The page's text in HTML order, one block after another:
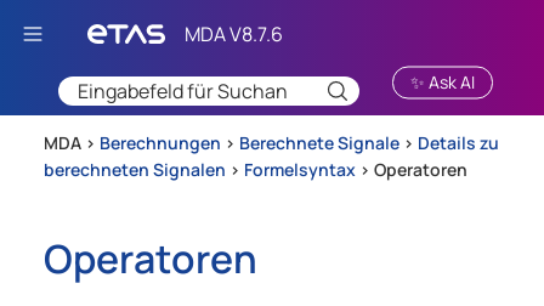
Zu Hauptinhalt springen
✨ Ask AI
MDA > Berechnungen > Berechnete Signale > Details zu
berechneten Signalen > Formelsyntax > Operatoren
Operatoren